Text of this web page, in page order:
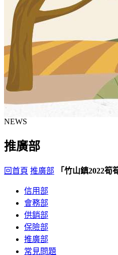
NEWS
推廣部
回首頁 推廣部 「竹山鎮2022
信用部
會務部
供銷部
保險部
推廣部
常見問題